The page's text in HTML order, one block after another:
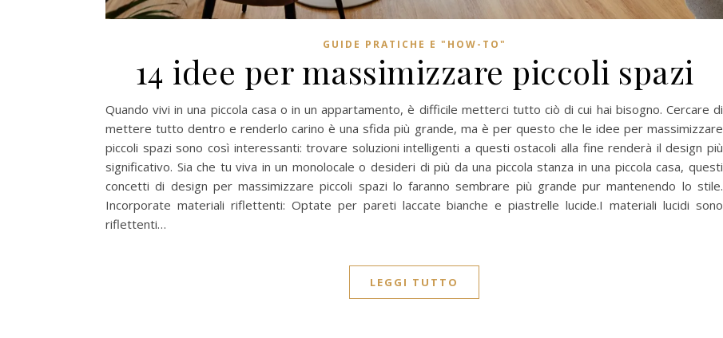
GUIDE PRATICHE E "HOW-TO"
14 idee per massimizzare piccoli spazi
Quando vivi in ​​una piccola casa o in un appartamento, è difficile metterci tutto ciò di cui hai bisogno. Cercare di
mettere tutto dentro e renderlo carino è una sfida più grande, ma è per questo che le idee per massimizzare
piccoli spazi sono così interessanti: trovare soluzioni intelligenti a questi ostacoli alla fine renderà il design più
significativo. Sia che tu viva in un monolocale o desideri di più da una piccola stanza in una piccola casa, questi
concetti di design per massimizzare piccoli spazi lo faranno sembrare più grande pur mantenendo lo stile.
Incorporate materiali riflettenti: Optate per pareti laccate bianche e piastrelle lucide.I materiali lucidi sono
riflettenti…
LEGGI TUTTO